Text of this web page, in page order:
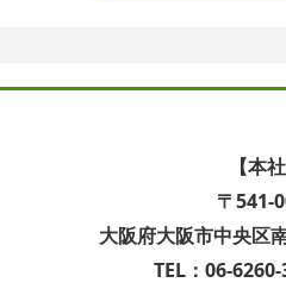
【本社
〒541-
大阪府大阪市中央区
TEL：06-6260-